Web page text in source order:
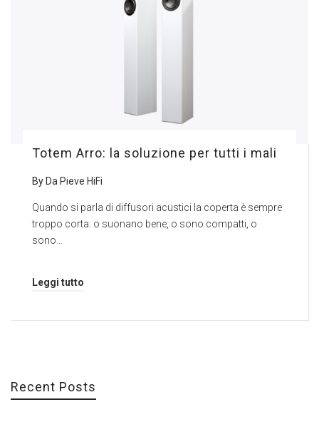
Totem Arro: la soluzione per tutti i mali
By Da Pieve HiFi
Quando si parla di diffusori acustici la coperta è sempre
troppo corta: o suonano bene, o sono compatti, o
sono…
Leggi tutto
Recent Posts